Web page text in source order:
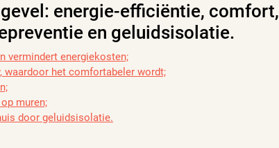
energie-efficiëntie, comfort,
en geluidsisolatie.
vermindert energiekosten;
waardoor het comfortabeler wordt;
muren;
door geluidsisolatie.